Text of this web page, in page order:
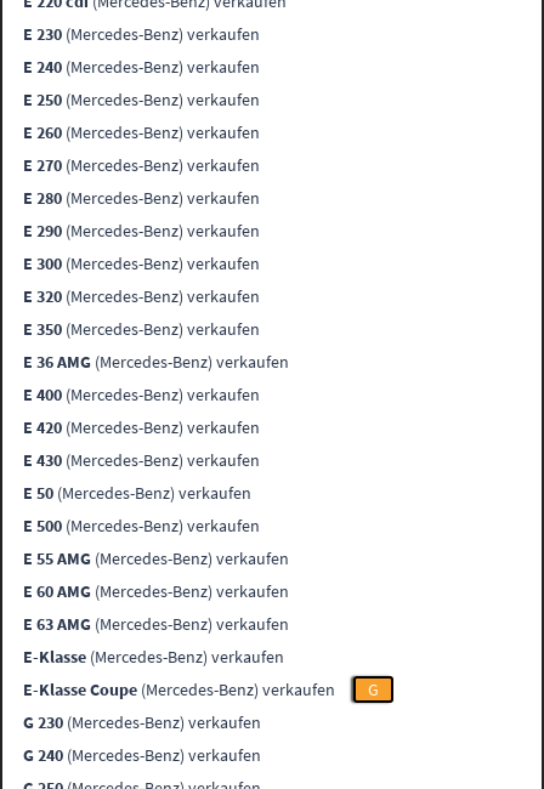
E 230 (Mercedes-Benz) verkaufen
E 240 (Mercedes-Benz) verkaufen
E 250 (Mercedes-Benz) verkaufen
E 260 (Mercedes-Benz) verkaufen
E 270 (Mercedes-Benz) verkaufen
E 280 (Mercedes-Benz) verkaufen
E 290 (Mercedes-Benz) verkaufen
E 300 (Mercedes-Benz) verkaufen
E 320 (Mercedes-Benz) verkaufen
E 350 (Mercedes-Benz) verkaufen
E 36 AMG (Mercedes-Benz) verkaufen
E 400 (Mercedes-Benz) verkaufen
E 420 (Mercedes-Benz) verkaufen
E 430 (Mercedes-Benz) verkaufen
E 50 (Mercedes-Benz) verkaufen
E 500 (Mercedes-Benz) verkaufen
E 55 AMG (Mercedes-Benz) verkaufen
E 60 AMG (Mercedes-Benz) verkaufen
E 63 AMG (Mercedes-Benz) verkaufen
E-Klasse (Mercedes-Benz) verkaufen
E-Klasse Coupe (Mercedes-Benz) verkaufen
G
G 230 (Mercedes-Benz) verkaufen
G 240 (Mercedes-Benz) verkaufen